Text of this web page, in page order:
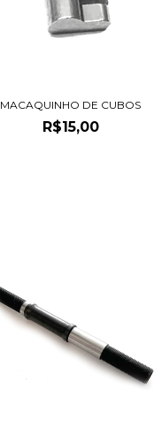
MACAQUINHO DE CUBOS
R$15,00